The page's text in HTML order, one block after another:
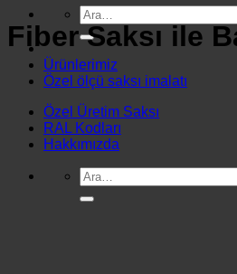
Ara:
Ürünlerimiz
Özel ölçü saksı imalatı
Özel Üretim Saksı
RAL Kodları
Hakkımızda
Ara:
Fiber Saksı ile